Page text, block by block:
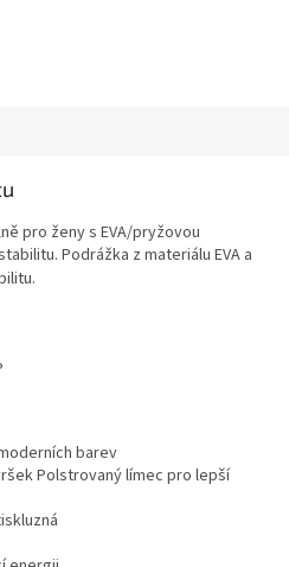
pro ženy s EVA/pryžovou
Podrážka z materiálu EVA a
barev
Polstrovaný límec pro lepší